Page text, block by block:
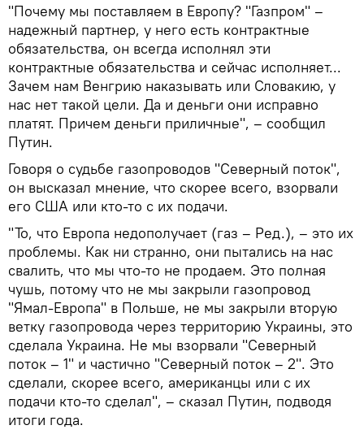
"Почему мы поставляем в Европу? "Газпром" –
надежный партнер, у него есть контрактные
обязательства, он всегда исполнял эти
контрактные обязательства и сейчас исполняет...
Зачем нам Венгрию наказывать или Словакию, у
нас нет такой цели. Да и деньги они исправно
платят. Причем деньги приличные", – сообщил
Путин.
Говоря о судьбе газопроводов "Северный поток",
он высказал мнение, что скорее всего, взорвали
его США или кто-то с их подачи.
"То, что Европа недополучает (газ – Ред.), – это их
проблемы. Как ни странно, они пытались на нас
свалить, что мы что-то не продаем. Это полная
чушь, потому что не мы закрыли газопровод
"Ямал-Европа" в Польше, не мы закрыли вторую
ветку газопровода через территорию Украины, это
сделала Украина. Не мы взорвали "Северный
поток – 1" и частично "Северный поток – 2". Это
сделали, скорее всего, американцы или с их
подачи кто-то сделал", – сказал Путин, подводя
итоги года.